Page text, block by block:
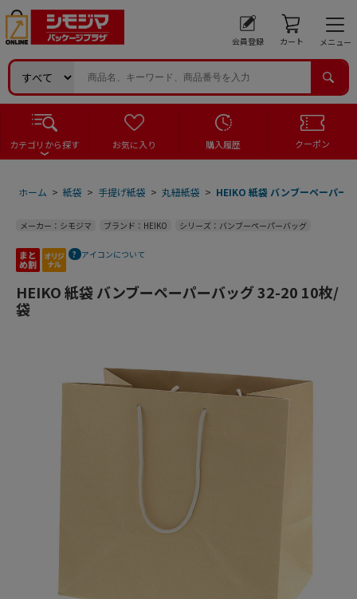
会員登録 カート メニュー
カテゴリから探す お気に入り 購入履歴 クーポン
ホーム > 紙袋 > 手提げ紙袋 > 丸紐紙袋 > HEIKO 紙袋 バンブーペーパー
メーカー：シモジマ ブランド：HEIKO シリーズ：バンブーペーパーバッグ
アイコンについて
HEIKO 紙袋 バンブーペーパーバッグ 32-20 10枚/
袋